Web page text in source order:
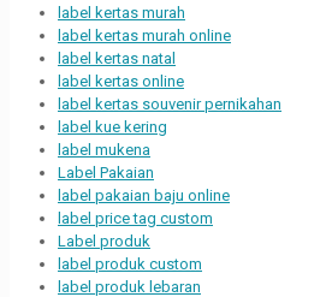
label kertas murah
label kertas murah online
label kertas natal
label kertas online
label kertas souvenir pernikahan
label kue kering
label mukena
Label Pakaian
label pakaian baju online
label price tag custom
Label produk
label produk custom
label produk lebaran